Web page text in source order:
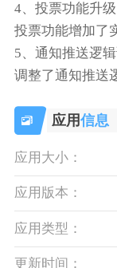
4、投票功能升级
投票功能增加了
5、通知推送逻
调整了通知推送
应用信息
应用大小：
应用版本：
应用类型：
更新时间：